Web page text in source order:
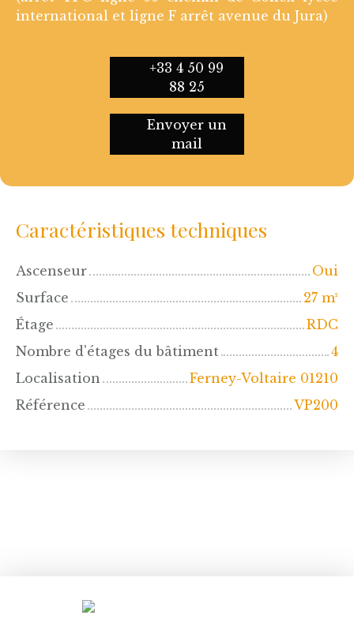
international et ligne F arrêt avenue du Jura)
+33 4 50 99
88 25
Envoyer un
mail
Caractéristiques techniques
Ascenseur
Oui
Surface
27 m²
Étage
RDC
Nombre d'étages du bâtiment
4
Localisation
Ferney-Voltaire 01210
Référence
VP200